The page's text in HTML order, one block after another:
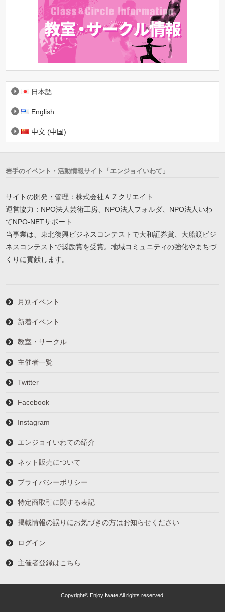
日本語
English
中文 (中国)
岩手のイベント・活動情報サイト「エンジョイいわて」
サイトの開発・管理：株式会社ＡＺクリエイト
運営協力：NPO法人芸術工房、NPO法人フォルダ、NPO法人いわ
てNPO-NETサポート
当事業は、東北復興ビジネスコンテストで大和証券賞、大船渡ビジ
ネスコンテストで奨励賞を受賞。地域コミュニティの強化やまちづ
くりに貢献します。
月別イベント
新着イベント
教室・サークル
主催者一覧
Twitter
Facebook
Instagram
エンジョイいわての紹介
ネット販売について
プライバシーポリシー
特定商取引に関する表記
掲載情報の誤りにお気づきの方はお知らせください
ログイン
主催者登録はこちら
Copyright© Enjoy Iwate All rights reserved.